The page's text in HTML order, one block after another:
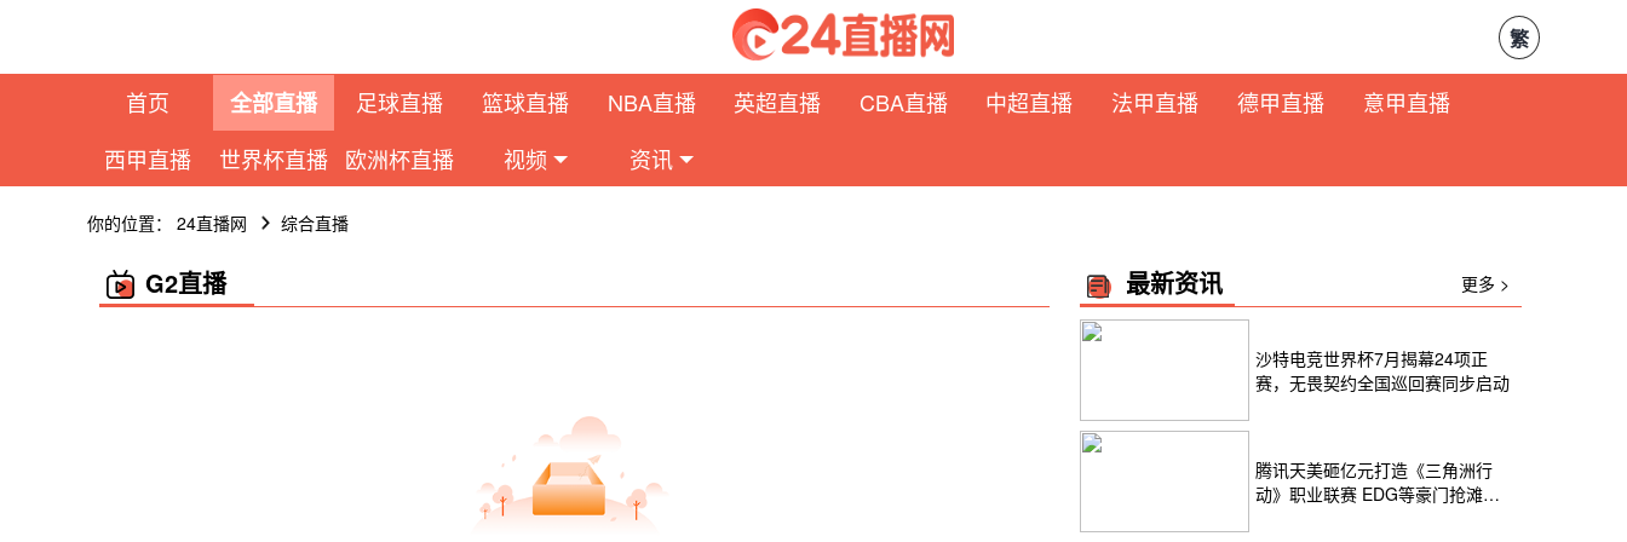
繁
首页 全部直播 足球直播 篮球直播 NBA直播 英超直播 CBA直播 中超直播 法甲直播 德甲直播
意甲直播
西甲直播
世界杯直播 欧洲杯直播 视频 资讯
你的位置： 24直播网 综合直播
G2直播 最新资讯 更多 >
沙特电竞世界杯7月揭幕24项正
赛，无畏契约全国巡回赛同步启动
腾讯天美砸亿元打造《三角洲行
动》职业联赛 EDG等豪门抢滩